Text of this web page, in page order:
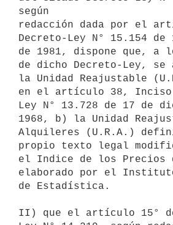
según
redacción dada por el
Decreto-Ley N° 15.154
de 1981, dispone que, a
de dicho Decreto-Ley, se
la Unidad Reajustable
en el artículo 38, Inciso
Ley N° 13.728 de 17 de
1968, b) la Unidad
Alquileres (U.R.A.)
propio texto legal
el Indice de los Precios
elaborado por el
de Estadística.
II) que el artículo 15°